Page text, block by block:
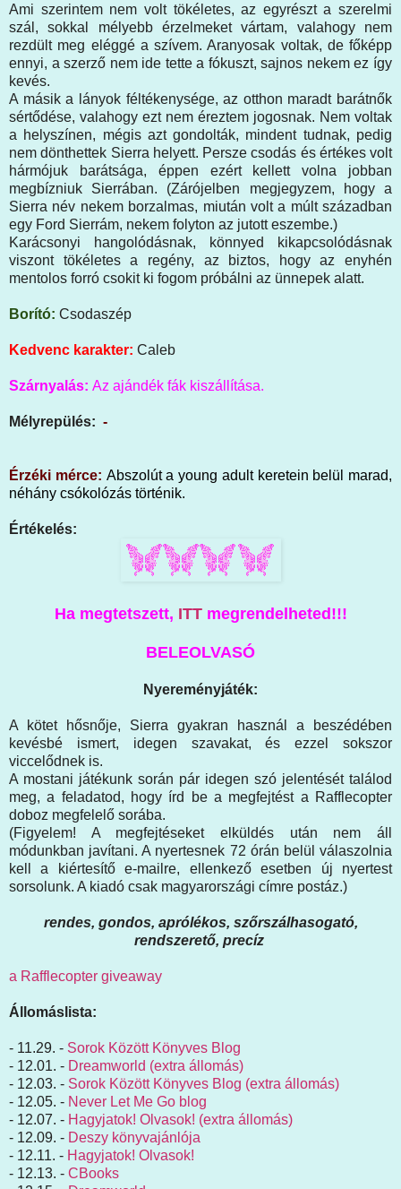
Ami szerintem nem volt tökéletes, az egyrészt a szerelmi
szál, sokkal mélyebb érzelmeket vártam, valahogy nem
rezdült meg eléggé a szívem. Aranyosak voltak, de főképp
ennyi, a szerző nem ide tette a fókuszt, sajnos nekem ez így
kevés.
A másik a lányok féltékenysége, az otthon maradt barátnők
sértődése, valahogy ezt nem éreztem jogosnak. Nem voltak
a helyszínen, mégis azt gondolták, mindent tudnak, pedig
nem dönthettek Sierra helyett. Persze csodás és értékes volt
hármójuk barátsága, éppen ezért kellett volna jobban
megbízniuk Sierrában. (Zárójelben megjegyzem, hogy a
Sierra név nekem borzalmas, miután volt a múlt században
egy Ford Sierrám, nekem folyton az jutott eszembe.)
Karácsonyi hangolódásnak, könnyed kikapcsolódásnak
viszont tökéletes a regény, az biztos, hogy az enyhén
mentolos forró csokit ki fogom próbálni az ünnepek alatt.
Borító: Csodaszép
Kedvenc karakter: Caleb
Szárnyalás: Az ajándék fák kiszállítása.
Mélyrepülés: -
Érzéki mérce: Abszolút a young adult keretein belül marad,
néhány csókolózás történik.
Értékelés:
Ha megtetszett, ITTmegrendelheted!!!
BELEOLVASÓ
Nyereményjáték:
A kötet hősnője, Sierra gyakran használ a beszédében
kevésbé ismert, idegen szavakat, és ezzel sokszor
viccelődnek is.
A mostani játékunk során pár idegen szó jelentését találod
meg, a feladatod, hogy írd be a megfejtést a Rafflecopter
doboz megfelelő sorába.
(Figyelem! A megfejtéseket elküldés után nem áll
módunkban javítani. A nyertesnek 72 órán belül válaszolnia
kell a kiértesítő e-mailre, ellenkező esetben új nyertest
sorsolunk. A kiadó csak magyarországi címre postáz.)
rendes, gondos, aprólékos, szőrszálhasogató,
rendszerető, precíz
a Rafflecopter giveaway
Állomáslista:
- 11.29. - Sorok Között Könyves Blog
- 12.01. - Dreamworld (extra állomás)
- 12.03. - Sorok Között Könyves Blog (extra állomás)
- 12.05. - Never Let Me Go blog
- 12.07. - Hagyjatok! Olvasok! (extra állomás)
- 12.09. - Deszy könyvajánlója
- 12.11. - Hagyjatok! Olvasok!
- 12.13. - CBooks